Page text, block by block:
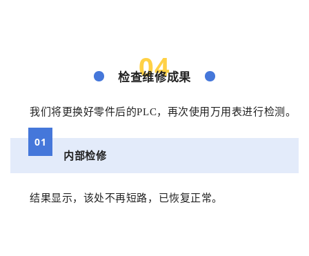
04
检查维修成果
我们将更换好零件后的PLC，再次使用万用表进行检测。
01
内部检修
结果显示，该处不再短路，已恢复正常。